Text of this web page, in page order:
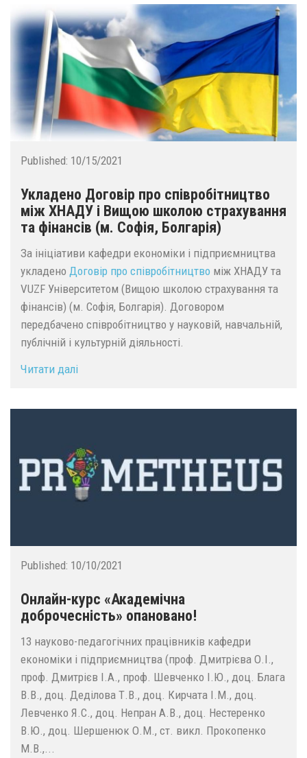
Published: 10/15/2021
Укладено Договір про співробітництво
між ХНАДУ і Вищою школою страхування
та фінансів (м. Софія, Болгарія)
За ініціативи кафедри економіки і підприємництва
укладено Договір про співробітництво між ХНАДУ та
VUZF Університетом (Вищою школою страхування та
фінансів) (м. Софія, Болгарія). Договором
передбачено співробітництво у науковій, навчальній,
публічній і культурній діяльності.
Читати далі
Published: 10/10/2021
Онлайн-курс «Академічна
доброчесність» опановано!
13 науково-педагогічних працівників кафедри
економіки і підприємництва (проф. Дмитрієва О.І.,
проф. Дмитрієв І.А., проф. Шевченко І.Ю., доц. Блага
В.В., доц. Деділова Т.В., доц. Кирчата І.М., доц.
Левченко Я.С., доц. Непран А.В., доц. Нестеренко
В.Ю., доц. Шершенюк О.М., ст. викл. Прокопенко
М.В.,...